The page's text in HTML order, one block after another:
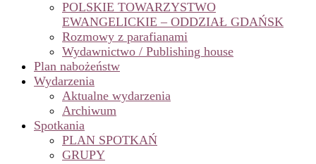
POLSKIE TOWARZYSTWO
EWANGELICKIE – ODDZIAŁ GDAŃSK
Rozmowy z parafianami
Wydawnictwo / Publishing house
Plan nabożeństw
Wydarzenia
Aktualne wydarzenia
Archiwum
Spotkania
PLAN SPOTKAŃ
GRUPY